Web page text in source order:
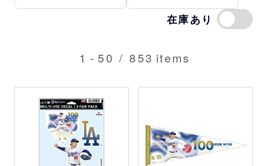
在庫あり
1 - 50 / 853 items